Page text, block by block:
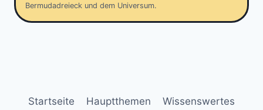
Bermudadreieck und dem Universum.
Startseite Hauptthemen Wissenswertes